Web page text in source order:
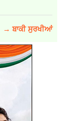
→ ਬਾਕੀ ਸੁਰਖੀਆਂ